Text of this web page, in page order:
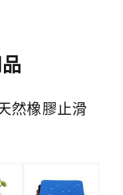
然橡膠止滑